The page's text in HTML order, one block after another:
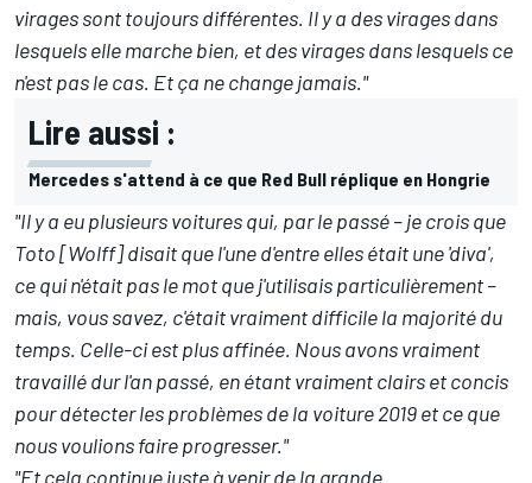
virages sont toujours différentes. Il y a des virages dans
lesquels elle marche bien, et des virages dans lesquels ce
n'est pas le cas. Et ça ne change jamais."
Lire aussi :
Mercedes s'attend à ce que Red Bull réplique en Hongrie
"Il y a eu plusieurs voitures qui, par le passé – je crois que
Toto [Wolff] disait que l'une d'entre elles était une 'diva',
ce qui n'était pas le mot que j'utilisais particulièrement –
mais, vous savez, c'était vraiment difficile la majorité du
temps. Celle-ci est plus affinée. Nous avons vraiment
travaillé dur l'an passé, en étant vraiment clairs et concis
pour détecter les problèmes de la voiture 2019 et ce que
nous voulions faire progresser."
"Et cela continue juste à venir de la grande